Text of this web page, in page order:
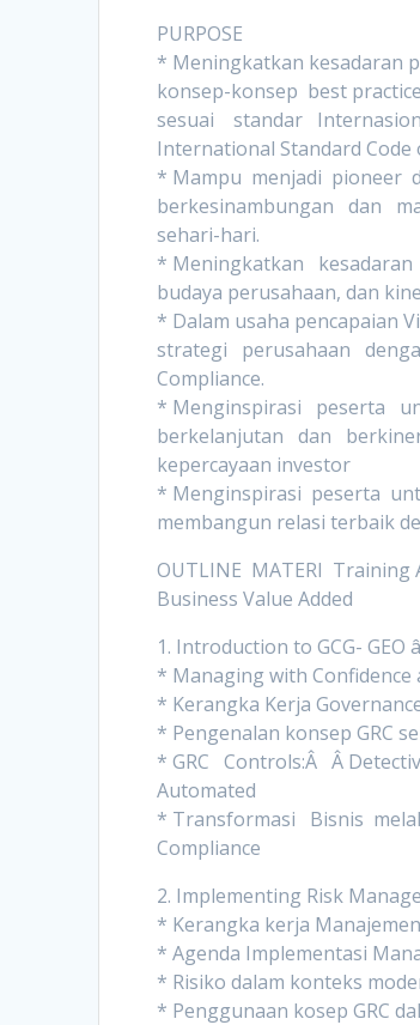
PURPOSE
* Meningkatkan kesadaran
konsep-konsep best
sesuai standar
International Standard Code
* Mampu menjadi pioneer
berkesinambungan dan
sehari-hari.
* Meningkatkan
budaya perusahaan, dan
* Dalam usaha pencapaian
strategi perusahaan
Compliance.
* Menginspirasi peserta
berkelanjutan dan
kepercayaan investor
* Menginspirasi peserta
membangun relasi terbaik
OUTLINE MATERI Training
Business Value Added
1. Introduction to GCG- GEO
* Managing with
* Kerangka Kerja
* Pengenalan konsep GRC
* GRC Controls:Â Â
Automated
* Transformasi Bisnis
Compliance
2. Implementing Risk
* Kerangka kerja
* Agenda Implementasi
* Risiko dalam konteks
* Penggunaan kosep GRC